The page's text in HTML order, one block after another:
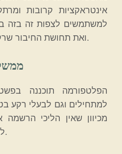
אינטראקציות קרובות
למשתמשים לצפות זה בזה
ואת תחושת החיבור שרק טקסט לא יכול לספק.
הפלטפורמה תוכננה
למתחילים וגם לבעלי רקע
מכיוון שאין הליכי הרשמה
להצטרף מיידית לשיחות.